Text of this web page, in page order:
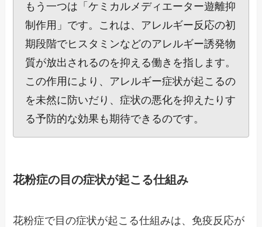
もう一つは「ケミカルメディエーター遊離抑
制作用」です。これは、アレルギー反応の初
期段階でヒスタミンなどのアレルギー誘発物
質が放出されるのを抑える働きを指します。
この作用により、アレルギー症状が起こるの
を未然に防いだり、症状の悪化を抑えたりす
る予防的な効果も期待できるのです。
花粉症の目の症状が起こる仕組み
花粉症で目の症状が起こる仕組みは、免疫反応が